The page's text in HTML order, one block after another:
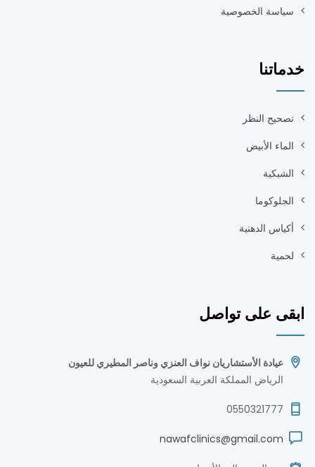
سياسة الخصوصية
خدماتنا
تصحيح النظر
الماء الأبيض
الشبكية
الجلوكوما
أكياس الدهنية
لحمية
ابقى على تواصل
عيادة الأستشاريان نواف العنزي وناصر المطيري للعيون
الرياض المملكة العربية السعودية
0550321777
nawafclinics@gmail.com